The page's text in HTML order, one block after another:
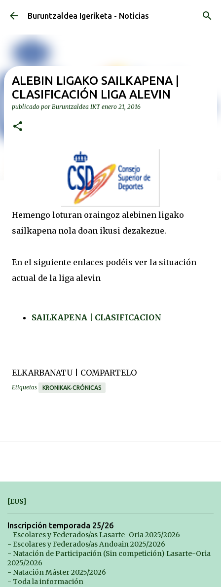
Ir al contenido principal
Buruntzaldea Igeriketa - Noticias
ALEBIN LIGAKO SAILKAPENA |
CLASIFICACIÓN LIGA ALEVIN
publicado por Buruntzaldea IKT enero 21, 2016
Hemengo loturan oraingoz alebinen ligako
sailkapena nola doan ikusi dezakezue.
En el siguiente enlaces podéis ver la situación
actual de la liga alevin
SAILKAPENA | CLASIFICACION
ELKARBANATU | COMPARTELO
Etiquetas KRONIKAK-CRÓNICAS
[EUS]
Inscripción temporada 25/26
- Escolares y Federados/as Lasarte-Oria 2025/2026
- Escolares y Federados/as Andoain 2025/2026
- Natación de Participación (Sin competición) Lasarte-Oria
2025/2026
- Natación Máster 2025/2026
- Toda la información